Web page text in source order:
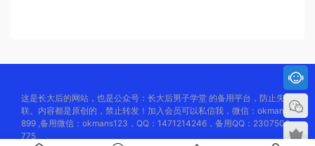
这是长大后的网站，也是公众号：长大后男子学堂 的备用平台，防止失
联。内容都是原创的，禁止转发！加入会员可以私信我，微信：okmans8
899 ,备用微信：okmans123，QQ：1471214246，备用QQ：2307506
775